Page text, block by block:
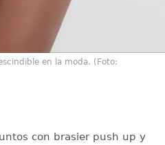
en la moda. (Foto:
con brasier push up y